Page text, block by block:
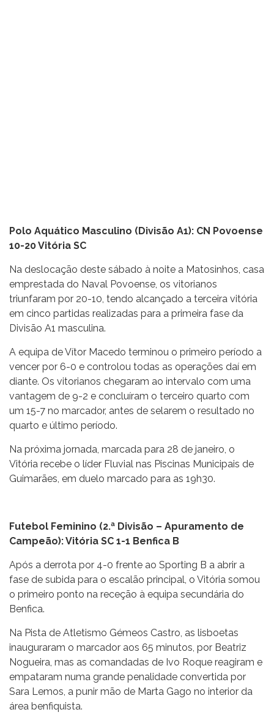
Polo Aquático Masculino (Divisão A1): CN Povoense
10-20 Vitória SC
Na deslocação deste sábado à noite a Matosinhos, casa
emprestada do Naval Povoense, os vitorianos
triunfaram por 20-10, tendo alcançado a terceira vitória
em cinco partidas realizadas para a primeira fase da
Divisão A1 masculina.
A equipa de Vítor Macedo terminou o primeiro período a
vencer por 6-0 e controlou todas as operações daí em
diante. Os vitorianos chegaram ao intervalo com uma
vantagem de 9-2 e concluíram o terceiro quarto com
um 15-7 no marcador, antes de selarem o resultado no
quarto e último período.
Na próxima jornada, marcada para 28 de janeiro, o
Vitória recebe o líder Fluvial nas Piscinas Municipais de
Guimarães, em duelo marcado para as 19h30.
Futebol Feminino (2.ª Divisão – Apuramento de
Campeão): Vitória SC 1-1 Benfica B
Após a derrota por 4-0 frente ao Sporting B a abrir a
fase de subida para o escalão principal, o Vitória somou
o primeiro ponto na receção à equipa secundária do
Benfica.
Na Pista de Atletismo Gémeos Castro, as lisboetas
inauguraram o marcador aos 65 minutos, por Beatriz
Nogueira, mas as comandadas de Ivo Roque reagiram e
empataram numa grande penalidade convertida por
Sara Lemos, a punir mão de Marta Gago no interior da
área benfiquista.